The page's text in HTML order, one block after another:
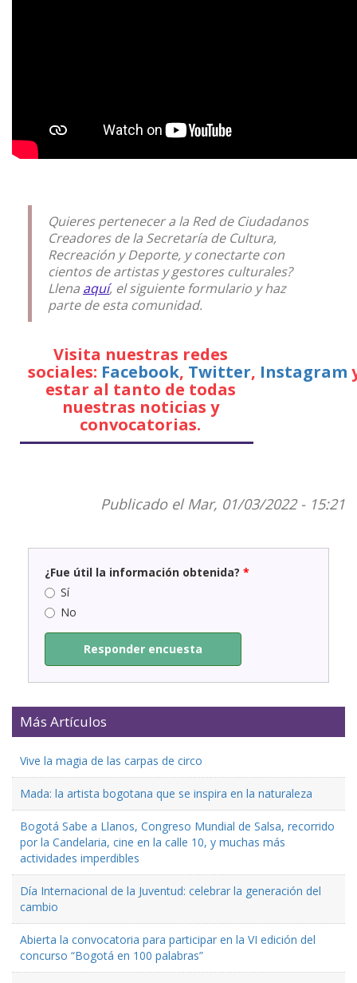
Quieres pertenecer a la Red de Ciudadanos
Creadores de la Secretaría de Cultura,
Recreación y Deporte, y conectarte con
cientos de artistas y gestores culturales?
Llena aquí, el siguiente formulario y haz
parte de esta comunidad.
Visita nuestras redes
sociales: Facebook, Twitter, Instagram
estar al tanto de todas
nuestras noticias y
convocatorias.
Publicado el Mar, 01/03/2022 - 15:21
¿Fue útil la información obtenida? *
Sí
No
Responder encuesta
Más Artículos
Vive la magia de las carpas de circo
Mada: la artista bogotana que se inspira en la naturaleza
Bogotá Sabe a Llanos, Congreso Mundial de Salsa, recorrido
por la Candelaria, cine en la calle 10, y muchas más
actividades imperdibles
Día Internacional de la Juventud: celebrar la generación del
cambio
Abierta la convocatoria para participar en la VI edición del
concurso “Bogotá en 100 palabras”